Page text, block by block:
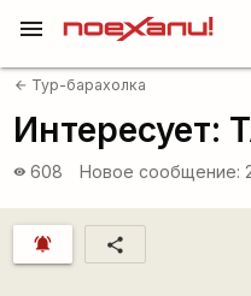
menu
arrow_back Тур-барахолка
Интересует:
visibility 608 Новое сообщение:
notifications_active share